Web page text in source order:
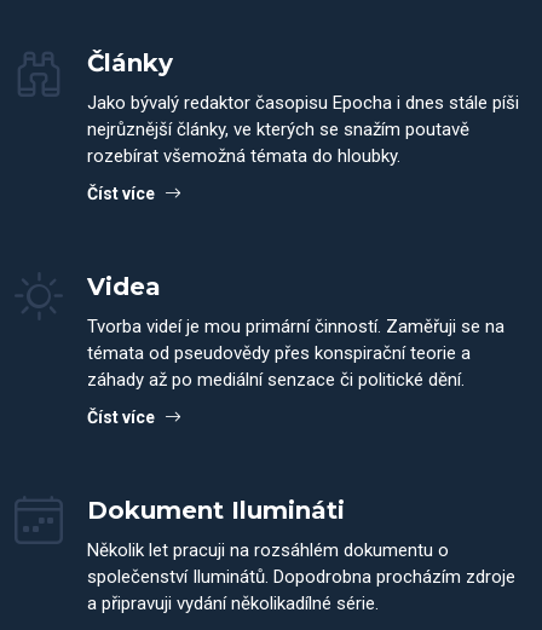
Články
Jako bývalý redaktor časopisu Epocha i dnes stále píši
nejrůznější články, ve kterých se snažím poutavě
rozebírat všemožná témata do hloubky.
Číst více
Videa
Tvorba videí je mou primární činností. Zaměřuji se na
témata od pseudovědy přes konspirační teorie a
záhady až po mediální senzace či politické dění.
Číst více
Dokument Ilumináti
Několik let pracuji na rozsáhlém dokumentu o
společenství Iluminátů. Dopodrobna procházím zdroje
a připravuji vydání několikadílné série.